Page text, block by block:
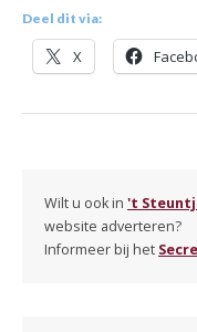
Deel dit via:
X
Wilt u ook in 't
website adverteren?
Informeer bij het